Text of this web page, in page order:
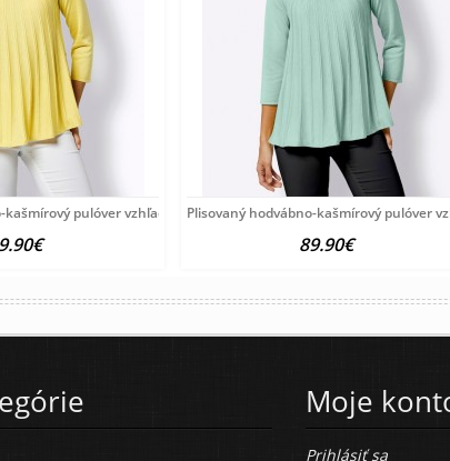
kašmírový pulóver vzhľadom CréationPlisovaný hodvábno-kašmírový pulóver
89.90€
Moje
Prihlásiť sa